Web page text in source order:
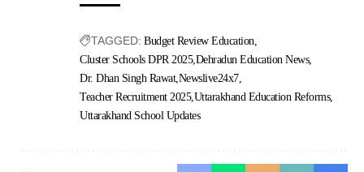
TAGGED: Budget Review Education
Cluster Schools DPR 2025 Dehradun Education News
Dr. Dhan Singh Rawat Newslive24x7
Teacher Recruitment 2025 Uttarakhand Education Reforms
Uttarakhand School Updates